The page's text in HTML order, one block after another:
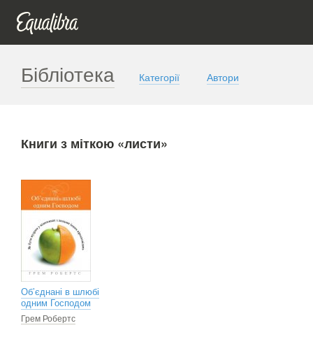
Бібліотека Категорії Автори
Книги з міткою «листи»
Об’єднані в шлюбі
одним Господом
Грем Робертс